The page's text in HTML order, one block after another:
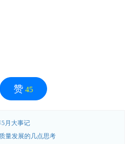
赞 45
5月大事记
量发展的几点思考